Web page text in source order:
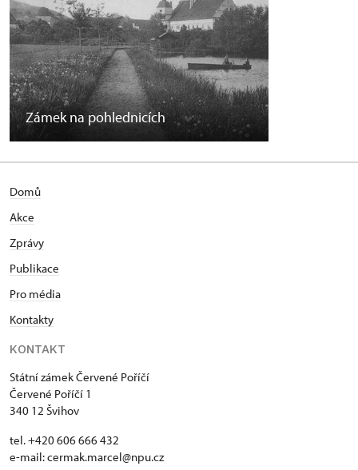
Zámek na pohlednicích
Domů
Akce
Zprávy
Publikace
Pro média
Kontakty
KONTAKT
Státní zámek Červené Poříčí
Červené Poříčí 1
340 12 Švihov
tel. +420 606 666 432
e-mail: cermak.marcel@npu.cz